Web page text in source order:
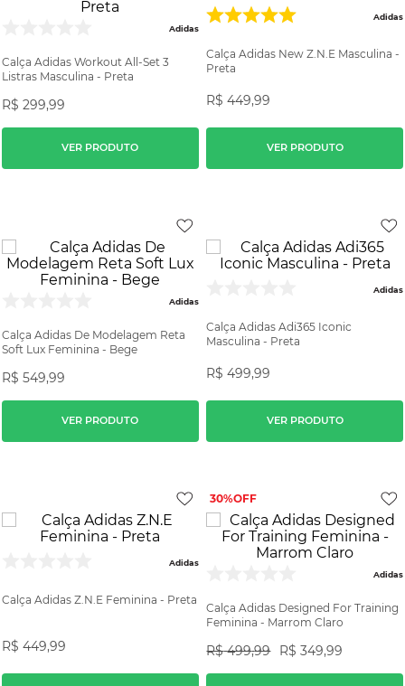
Adidas
Calça Adidas Workout All-Set 3
Listras Masculina - Preta
R$ 299,99
VER PRODUTO
Adidas
Calça Adidas New Z.N.E Masculina -
Preta
R$ 449,99
VER PRODUTO
Adidas
Calça Adidas De Modelagem Reta
Soft Lux Feminina - Bege
R$ 549,99
VER PRODUTO
Adidas
Calça Adidas Adi365 Iconic
Masculina - Preta
R$ 499,99
VER PRODUTO
Adidas
Calça Adidas Z.N.E Feminina - Preta
R$ 449,99
30%
Adidas
Calça Adidas Designed For Training
Feminina - Marrom Claro
R$ 499,99 R$ 349,99